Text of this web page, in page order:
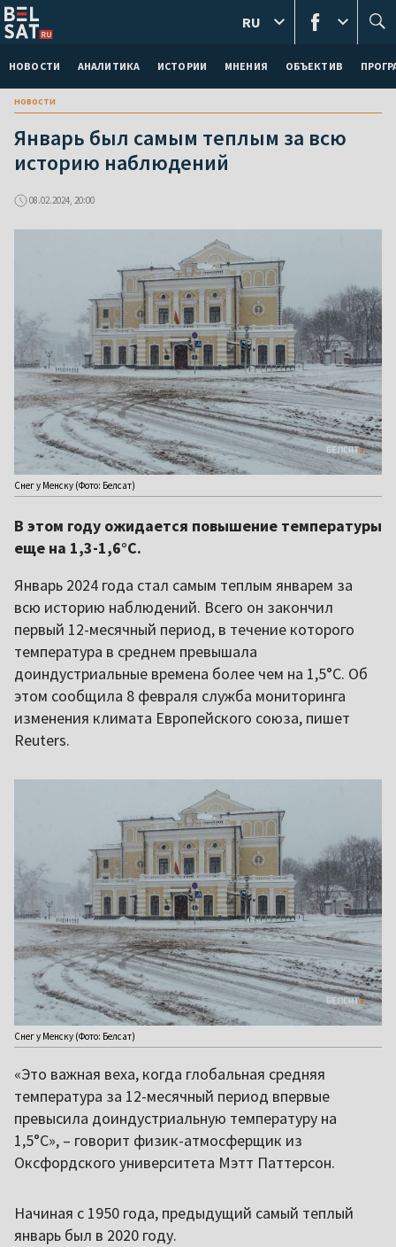
НОВОСТИ АНАЛИТИКА ИСТОРИИ МНЕНИЯ ОБЪЕКТИВ
RU
новости
Январь был самым теплым за всю
историю наблюдений
08.02.2024, 20:00
Снег у Менску (Фото: Белсат)
В этом году ожидается повышение температуры
еще на 1,3-1,6°C.
Январь 2024 года стал самым теплым январем за
всю историю наблюдений. Всего он закончил
первый 12-месячный период, в течение которого
температура в среднем превышала
доиндустриальные времена более чем на 1,5°C. Об
этом сообщила 8 февраля служба мониторинга
изменения климата Европейского союза, пишет
Reuters.
Снег у Менску (Фото: Белсат)
«Это важная веха, когда глобальная средняя
температура за 12-месячный период впервые
превысила доиндустриальную температуру на
1,5°С», – говорит физик-атмосферщик из
Оксфордского университета Мэтт Паттерсон.
Начиная с 1950 года, предыдущий самый теплый
январь был в 2020 году.